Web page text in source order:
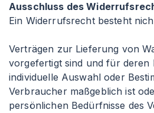
Ausschluss des
Ein Widerrufsrecht besteht
Verträgen zur Lieferung von
vorgefertigt sind und für deren
individuelle Auswahl oder
Verbraucher maßgeblich ist
persönlichen Bedürfnisse des